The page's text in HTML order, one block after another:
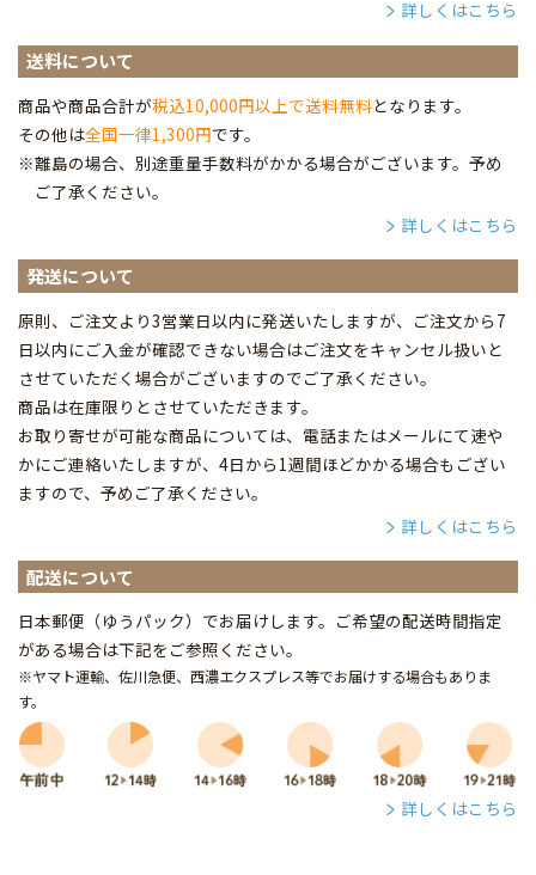
詳しくはこちら
送料について
商品や商品合計が税込10,000円以上で送料無料となります。
その他は全国一律1,300円です。
※離島の場合、別途重量手数料がかかる場合がございます。予め
ご了承ください。
詳しくはこちら
発送について
原則、ご注文より3営業日以内に発送いたしますが、ご注文から7
日以内にご入金が確認できない場合はご注文をキャンセル扱いと
させていただく場合がございますのでご了承ください。
商品は在庫限りとさせていただきます。
お取り寄せが可能な商品については、電話またはメールにて速や
かにご連絡いたしますが、4日から1週間ほどかかる場合もござい
ますので、予めご了承ください。
詳しくはこちら
配送について
日本郵便（ゆうパック）でお届けします。ご希望の配送時間指定
がある場合は下記をご参照ください。
※ヤマト運輸、佐川急便、西濃エクスプレス等でお届けする場合もありま
す。
詳しくはこちら